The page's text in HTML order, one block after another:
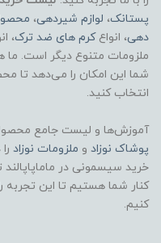
پستانک، لوازم شیردهی،
دهی، انواعکرم های ضد ترک،
ملزومات متنوع دیگر است.
شما این امکان را می‌دهد تا
انتخاب کنید.
آموزش‌ها و لیست جامع
پوشاک نوزاد و ملزومات نوزاد
خرید سیسمونی در
کنار شما هستیم تا این تجربه
کنیم.